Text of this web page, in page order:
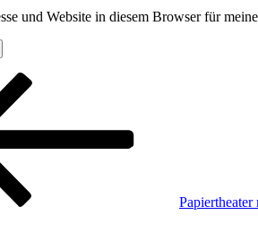
und Website in diesem Browser für